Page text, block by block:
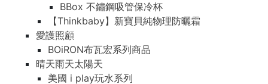
BBox 不鏽鋼吸管保冷杯
【Thinkbaby】新寶貝純物理防曬霜
愛護照顧
BOiRON布瓦宏系列商品
晴天雨天太陽天
美國 i play玩水系列